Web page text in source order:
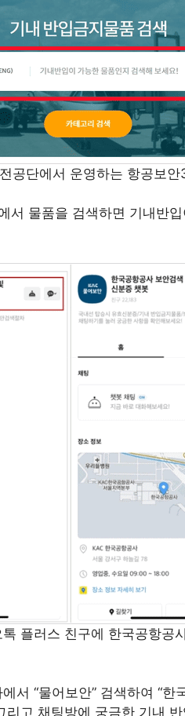
공단에서 운영하는 항공보
서 물품을 검색하면 기내반
플러스 친구에 한국공항공
서 “물어보안” 검색하여 “
리고 채팅방에 궁금한 기내